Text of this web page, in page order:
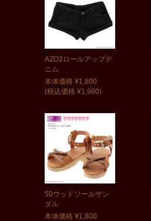
AZO2ロールアップデ
ニム
本体価格 ¥1,800
(税込価格 ¥1,980)
50ウッドソールサン
ダル
本体価格 ¥1,800